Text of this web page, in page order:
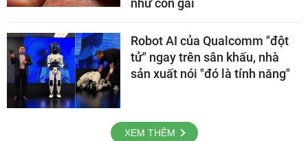
như con gái
Robot AI của Qualcomm "đột
tử" ngay trên sân khấu, nhà
sản xuất nói "đó là tính năng"
XEM THÊM